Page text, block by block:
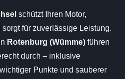
schützt Ihren Motor,
für zuverlässige Leistung.
Rotenburg (Wümme) führen
durch – inklusive
Punkte und sauberer